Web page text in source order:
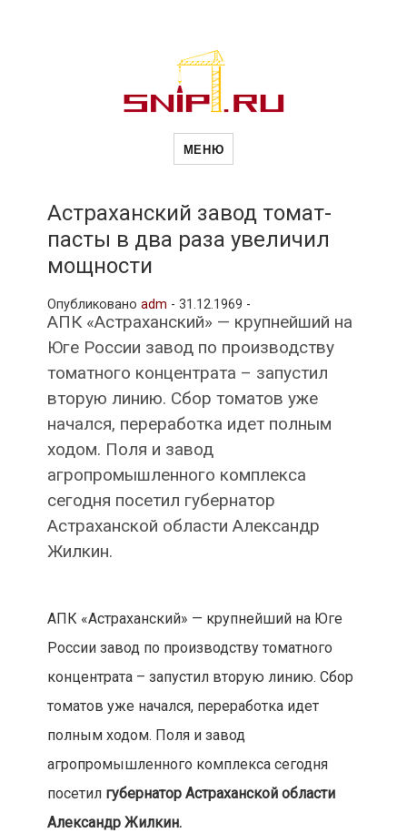
Новости
и
рубрики
МЕНЮ
Астраханский завод томат-
пасты в два раза увеличил
мощности
Опубликовано adm - 31.12.1969 -
АПК «Астраханский» — крупнейший на
Юге России завод по производству
томатного концентрата – запустил
вторую линию. Сбор томатов уже
начался, переработка идет полным
ходом. Поля и завод
агропромышленного комплекса
сегодня посетил губернатор
Астраханской области Александр
Жилкин.
АПК «Астраханский» — крупнейший на Юге
России завод по производству томатного
концентрата – запустил вторую линию. Сбор
томатов уже начался, переработка идет
полным ходом. Поля и завод
агропромышленного комплекса сегодня
посетил губернатор Астраханской области
Александр Жилкин.